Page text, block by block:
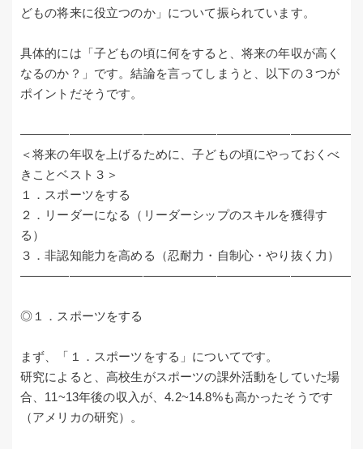
どもの将来に役立つのか」について振られています。
具体的には「子どもの頃に何をすると、将来の年収が高く
なるのか？」です。結論を言ってしまうと、以下の３つが
ポイントだそうです。
＜将来の年収を上げるために、子どもの頃にやっておくべ
きことベスト３＞
１．スポーツをする
２．リーダーになる（リーダーシップのスキルを獲得す
る）
３．非認知能力を高める（忍耐力・自制心・やり抜く力）
◎１．スポーツをする
まず、「１．スポーツをする」についてです。
研究によると、高校生がスポーツの課外活動をしていた場
合、11~13年後の収入が、4.2~14.8%も高かったそうです
（アメリカの研究）。